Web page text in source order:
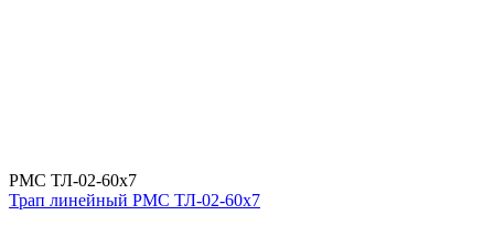
РМС ТЛ-02-60х7
Трап линейный РМС ТЛ-02-60х7